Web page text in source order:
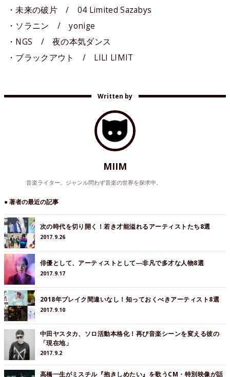
・未来の破片 / 04 Limited Sazabys
・ソラニン / yonige
・NGS / 夜の本気ダンス
・ブラックアウト / LILI LIMIT
Written by
MIIM
音楽ライター。ジャンル問わず音楽の世界を探求中。
● 著者の最近の記事
次の時代を切り開く！若き才能溢れるアーティストたち8選
2017.9.26
俳優として、アーティストとして―非凡で多才な人物8選
2017.9.17
2018年ブレイク間違いなし！知っておくべきアーティスト8選
2017.9.10
中田ヤスタカ、ソロ活動本格化！再び音楽シーンを変える彼の
「現在地」
2017.9.2
高橋一生がミスチル『抱きしめたい』を歌うCM・特別映像が話